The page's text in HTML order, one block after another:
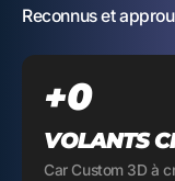
Reconnus et
+0
VOLANTS
Car Custom 3D à